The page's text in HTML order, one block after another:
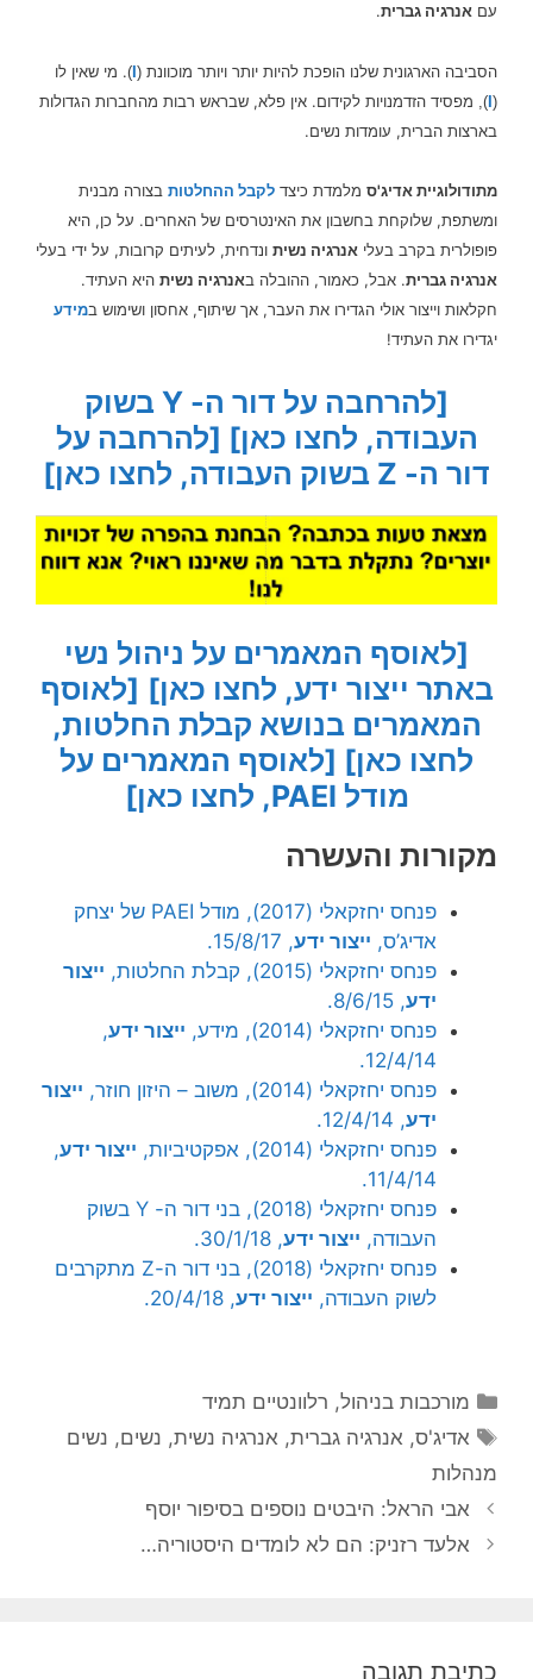
עם אנרגיה גברית.
הסביבה הארגונית שלנו הופכת להיות יותר ויותר מוכוונת (
I
). מי שאין לו
(
I
), מפסיד הזדמנויות לקידום. אין פלא, שבראש רבות מהחברות הגדולות
בארצות הברית, עומדות נשים.
מתודולוגיית אדיג'ס מלמדת כיצד לקבל ההחלטות בצורה מבנית
ומשתפת, שלוקחת בחשבון את האינטרסים של האחרים. על כן, היא
פופולרית בקרב בעלי אנרגיה נשית ונדחית, לעיתים קרובות, על ידי בעלי
אנרגיה גברית. אבל, כאמור, ההובלה באנרגיה נשית היא העתיד.
חקלאות וייצור אולי הגדירו את העבר, אך שיתוף, אחסון ושימוש במידע
יגדירו את העתיד!
[להרחבה על דור ה- Y בשוק
העבודה, לחצו כאן] [להרחבה על
דור ה- Z בשוק העבודה, לחצו כאן]
[לאוסף המאמרים על ניהול נשי
באתר ייצור ידע, לחצו כאן] [לאוסף
המאמרים בנושא קבלת החלטות,
לחצו כאן] [לאוסף המאמרים על
מודל PAEI, לחצו כאן]
מקורות והעשרה
פנחס יחזקאלי (2017), מודל PAEI של יצחק
אדיג’ס, ייצור ידע, 15/8/17.
פנחס יחזקאלי (2015), קבלת החלטות,
ייצור
ידע, 8/6/15.
פנחס יחזקאלי (2014), מידע,
ייצור ידע,
12/4/14.
פנחס יחזקאלי (2014), משוב – היזון חוזר,
ייצור
ידע, 12/4/14.
פנחס יחזקאלי (2014), אפקטיביות,
ייצור ידע,
11/4/14.
פנחס יחזקאלי (2018), בני דור ה- Y בשוק
העבודה, ייצור ידע, 30/1/18.
פנחס יחזקאלי (2018), בני דור ה-Z מתקרבים
לשוק העבודה, ייצור ידע, 20/4/18.
קטגוריות
מורכבות בניהול, רלוונטיים תמיד
תגיות
אדיג'ס, אנרגיה גברית, אנרגיה נשית, נשים, נשים
מנהלות
אבי הראל: היבטים נוספים בסיפור יוסף
אלעד רזניק: הם לא לומדים היסטוריה…
כתיבת תגובה